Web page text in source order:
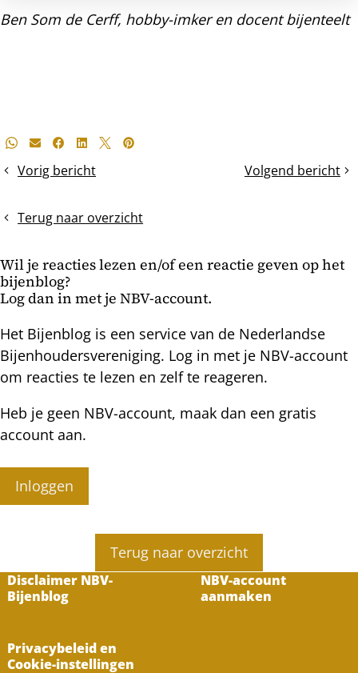
Ben Som de Cerff, hobby-imker en docent bijenteelt
Deel
bericht
Whatsapp
E-mailFacebook
LinkedIn
X Pinterest
Vorig bericht
De
en
Volgend bericht
Vervroegde
Terug naar overzicht
Wil je reacties lezen en/of een reactie geven op het
bijenblog?
Log dan in met je NBV-account.
Het Bijenblog is een service van de Nederlandse
Bijenhoudersvereniging. Log in met je NBV-account
om reacties te lezen en zelf te reageren.
Heb je geen NBV-account, maak dan een gratis
account aan.
Inloggen
Terug naar overzicht
Disclaimer NBV-
Bijenblog
NBV-account
aanmaken
Privacybeleid en
Cookie-instellingen